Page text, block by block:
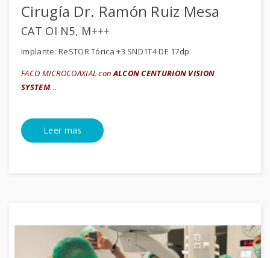
Cirugía Dr. Ramón Ruiz Mesa
CAT OI N5, M+++
Implante: ReSTOR Tórica +3 SND1T4 DE 17dp
FACO MICROCOAXIAL conALCON CENTURION VISION
SYSTEM…
Leer mas